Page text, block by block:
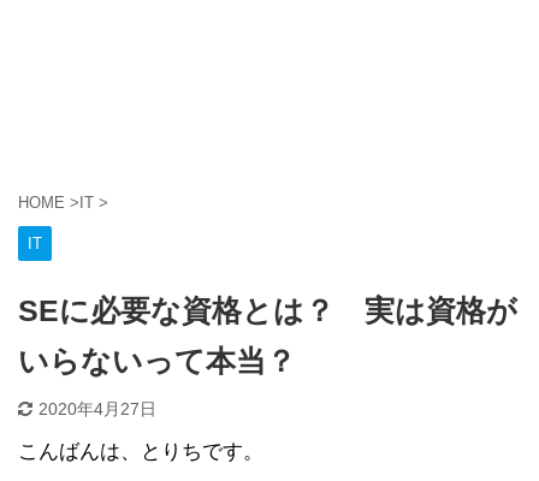
HOME > IT >
IT
SEに必要な資格とは？ 実は資格が
いらないって本当？
2020年4月27日
こんばんは、とりちです。